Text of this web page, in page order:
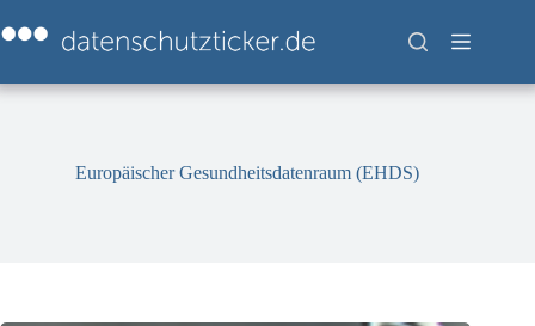
Inhalt
springen
Europäischer Gesundheitsdatenraum (EHDS)